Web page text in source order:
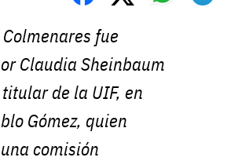
fue
Claudia Sheinbaum
de la UIF, en
Gómez, quien
comisión